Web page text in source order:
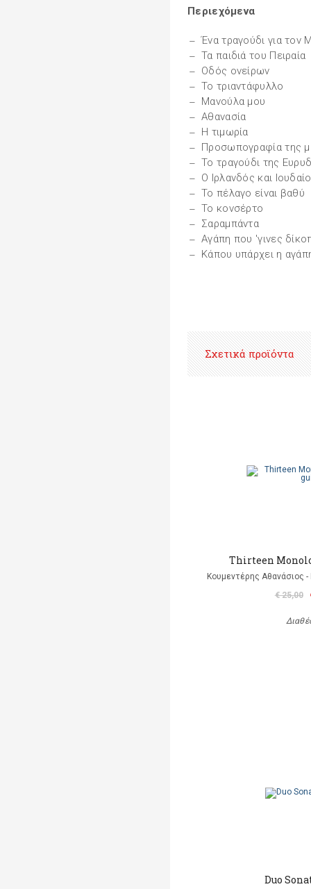
Περιεχόμενα
Ένα τραγούδι για τον
Τα παιδιά του Πειραία
Οδός ονείρων
Το τριαντάφυλλο
Μανούλα μου
Αθανασία
Η τιμωρία
Προσωπογραφία της
Το τραγούδι της
Ο Ιρλανδός και
Το πέλαγο είναι βαθύ
Το κονσέρτο
Σαραμπάντα
Αγάπη που 'γινες
Κάπου υπάρχει η
Σχετικά προϊόντα
Thirteen
Κουμεντέρης Αθανάσιος
€ 25,00
Duo